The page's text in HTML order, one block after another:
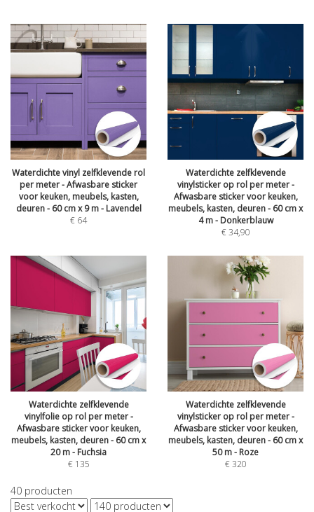
Waterdichte vinyl zelfklevende rol
per meter - Afwasbare sticker
voor keuken, meubels, kasten,
deuren - 60 cm x 9 m - Lavendel
€ 64
Waterdichte zelfklevende
vinylsticker op rol per meter -
Afwasbare sticker voor keuken,
meubels, kasten, deuren - 60 cm x
4 m - Donkerblauw
€34,90
Waterdichte zelfklevende
vinylfolie op rol per meter -
Afwasbare sticker voor keuken,
meubels, kasten, deuren - 60 cm x
20 m - Fuchsia
€ 135
Waterdichte zelfklevende
vinylsticker op rol per meter -
Afwasbare sticker voor keuken,
meubels, kasten, deuren - 60 cm x
50 m - Roze
€320
40 producten